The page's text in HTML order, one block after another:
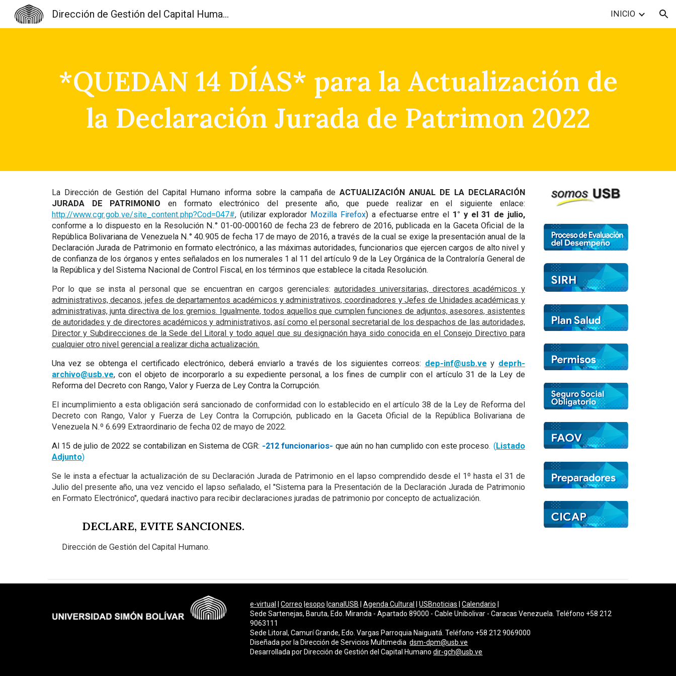
Skip to main content
Dirección de Gestión del Capital Humano INICIO
*QUEDAN 14 DÍAS* para la Actualización de
la Declaración Jurada de Patrimon 2022
La Dirección de Gestión del Capital Humano informa sobre la campaña deACTUALIZACIÓN ANUAL DE LA DECLARACIÓN
JURADA DE PATRIMONIO en formato electrónico del presente año, que puede realizar en el siguiente enlace:
http://www.cgr.gob.ve/site_content.php?Cod=047#, (utilizar explorador Mozilla Firefox) a efectuarse entre el 1° y el 31 de julio,
conforme a lo dispuesto en la Resolución N.° 01-00-000160 de fecha 23 de febrero de 2016, publicada en la Gaceta Oficial de la
República Bolivariana de Venezuela N.° 40.905 de fecha 17 de mayo de 2016, a través de la cual se exige la presentación anual de la
Declaración Jurada de Patrimonio en formato electrónico, a las máximas autoridades, funcionarios que ejercen cargos de alto nivel y
de confianza de los órganos y entes señalados en los numerales 1 al 11 del artículo 9 de la Ley Orgánica de la Contraloría General de
la República y del Sistema Nacional de Control Fiscal, en los términos que establece la citada Resolución.
Por lo que se insta al personal que se encuentran en cargos gerenciales:autoridades universitarias, directores académicos y
administrativos, decanos, jefes de departamentos académicos y administrativos, coordinadores y Jefes de Unidades académicas y
administrativas, junta directiva de los gremios. Igualmente, todos aquellos que cumplen funciones de adjuntos, asesores, asistentes
de autoridades y de directores académicos y administrativos, así como el personal secretarial de los despachos de las autoridades,
Director y Subdirecciones de la Sede del Litoral y todo aquel que su designación haya sido conocida en el Consejo Directivo para
cualquier otro nivel gerencial a realizar dicha actualización.
Una vez se obtenga el certificado electrónico, deberá enviarlo a través de los siguientes correos: dep-inf@usb.ve y deprh-
archivo@usb.ve, con el objeto de incorporarlo a su expediente personal, a los fines de cumplir con el artículo 31 de la Ley de
Reforma del Decreto con Rango, Valor y Fuerza de Ley Contra la Corrupción.
El incumplimiento a esta obligación será sancionado de conformidad con lo establecido en el artículo 38 de la Ley de Reforma del
Decreto con Rango, Valor y Fuerza de Ley Contra la Corrupción, publicado en la Gaceta Oficial de la República Bolivariana de
Venezuela N.º 6.699 Extraordinario de fecha 02 de mayo de 2022.
Al 15 de julio de 2022 se contabilizan en Sistema de CGR: -212 funcionarios- que aún no han cumplido con este proceso. (Listado
Adjunto)
Se le insta a efectuar la actualización de su Declaración Jurada de Patrimonio en el lapso comprendido desde el 1º hasta el 31 de
Julio del presente año, una vez vencido el lapso señalado, el "Sistema para la Presentación de la Declaración Jurada de Patrimonio
en Formato Electrónico", quedará inactivo para recibir declaraciones juradas de patrimonio por concepto de actualización.
DECLARE, EVITE SANCIONES.
Dirección de Gestión del Capital Humano.
e-virtual |Correo |esopo |canalUSB |Agenda Cultural |USBnoticias |Calendario
Sede Sartenejas, Baruta, Edo. Miranda - Apartado 89000 - Cable Unibolivar - Caracas Venezuela. Teléfono +58 212
9063111
Sede Litoral, Camurí Grande, Edo. Vargas Parroquia Naiguatá. Teléfono +58 212 9069000
Diseñada por la Dirección de Servicios Multimediadsm-dpm@usb.ve
Desarrollada por Dirección de Gestión del Capital Humano dir-gch@usb.ve